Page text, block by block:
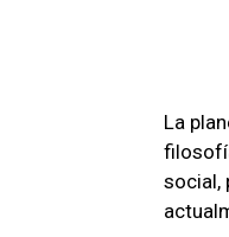
La
social,